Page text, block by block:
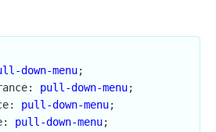
down-menu;
pull-down-menu;
pull-down-menu;
pull-down-menu;